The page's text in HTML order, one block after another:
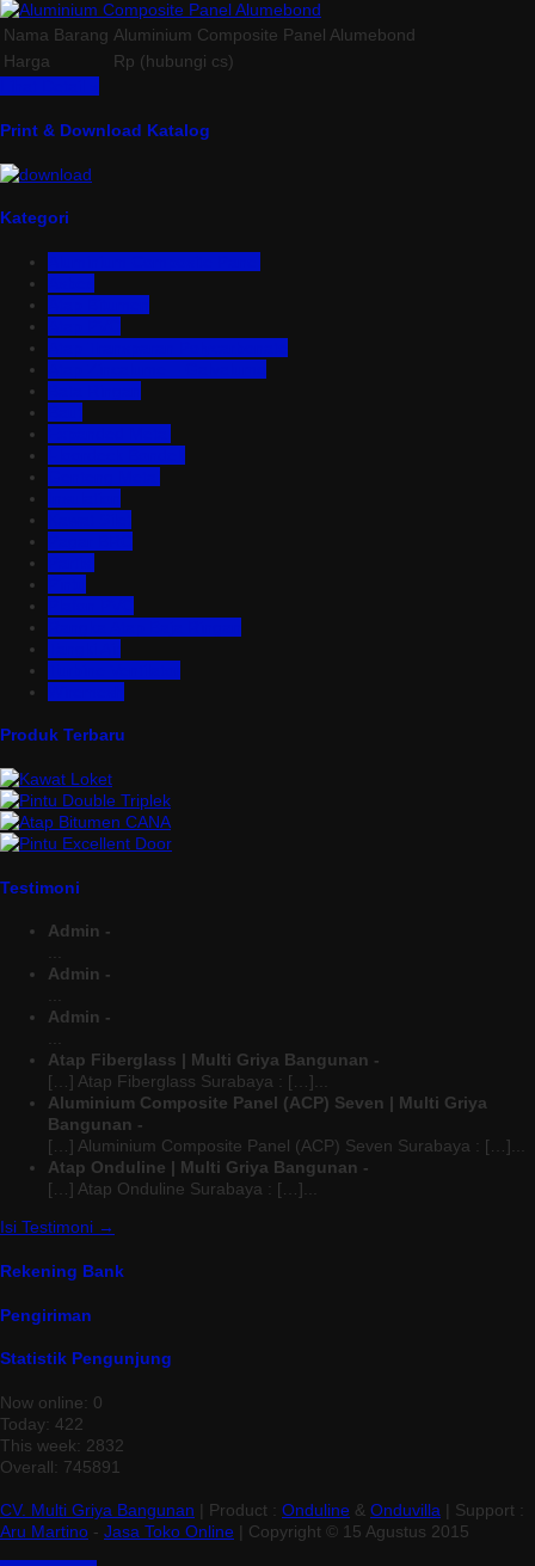
Nama Barang Aluminium Composite Panel Alumebond
Harga
Rp (hubungi cs)
Print & Download Katalog
Kategori
Produk Terbaru
Testimoni
Admin -
...
Admin -
...
Admin -
...
Atap Fiberglass | Multi Griya Bangunan -
[…] Atap Fiberglass Surabaya : […]...
Aluminium Composite Panel (ACP) Seven | Multi Griya
Bangunan -
[…] Aluminium Composite Panel (ACP) Seven Surabaya : […]...
Atap Onduline | Multi Griya Bangunan -
[…] Atap Onduline Surabaya : […]...
Isi Testimoni →
Rekening Bank
Pengiriman
Statistik Pengunjung
Now online: 0
Today: 422
This week: 2832
Overall: 745891
CV. Multi Griya Bangunan | Product : Onduline & Onduvilla | Support :
Aru Martino - Jasa Toko Online | Copyright © 15 Agustus 2015